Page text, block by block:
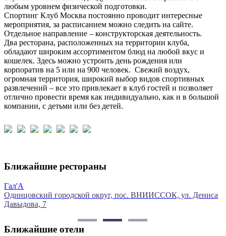
любым уровнем физической подготовки.
Спортинг Клуб Москва постоянно проводит интересные
мероприятия, за расписанием можно следить на сайте.
Отдельное направление – конструкторская деятельность.
Два ресторана, расположенных на территории клуба,
обладают широким ассортиментом блюд на любой вкус и
кошелек. Здесь можно устроить день рождения или
корпоратив на 5 или на 900 человек. Свежий воздух,
огромная территория, широкий выбор видов спортивных
развлечений – все это привлекает в клуб гостей и позволяет
отлично провести время как индивидуально, как и в большой
компании, с детьми или без детей.
Ближайшие рестораны
ул. Дениса г. Одинцово, Можайское шоссе, 159, ТЦ
Ближайшие отели